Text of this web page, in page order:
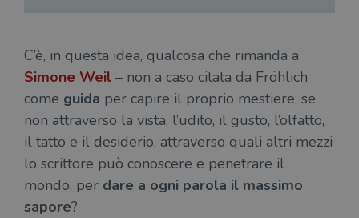
C’è, in questa idea, qualcosa che rimanda a
Simone Weil – non a caso citata da Fröhlich
come guida per capire il proprio mestiere: se
non attraverso la vista, l’udito, il gusto, l’olfatto,
il tatto e il desiderio, attraverso quali altri mezzi
lo scrittore può conoscere e penetrare il
mondo, per dare a ogni parola il massimo
sapore?